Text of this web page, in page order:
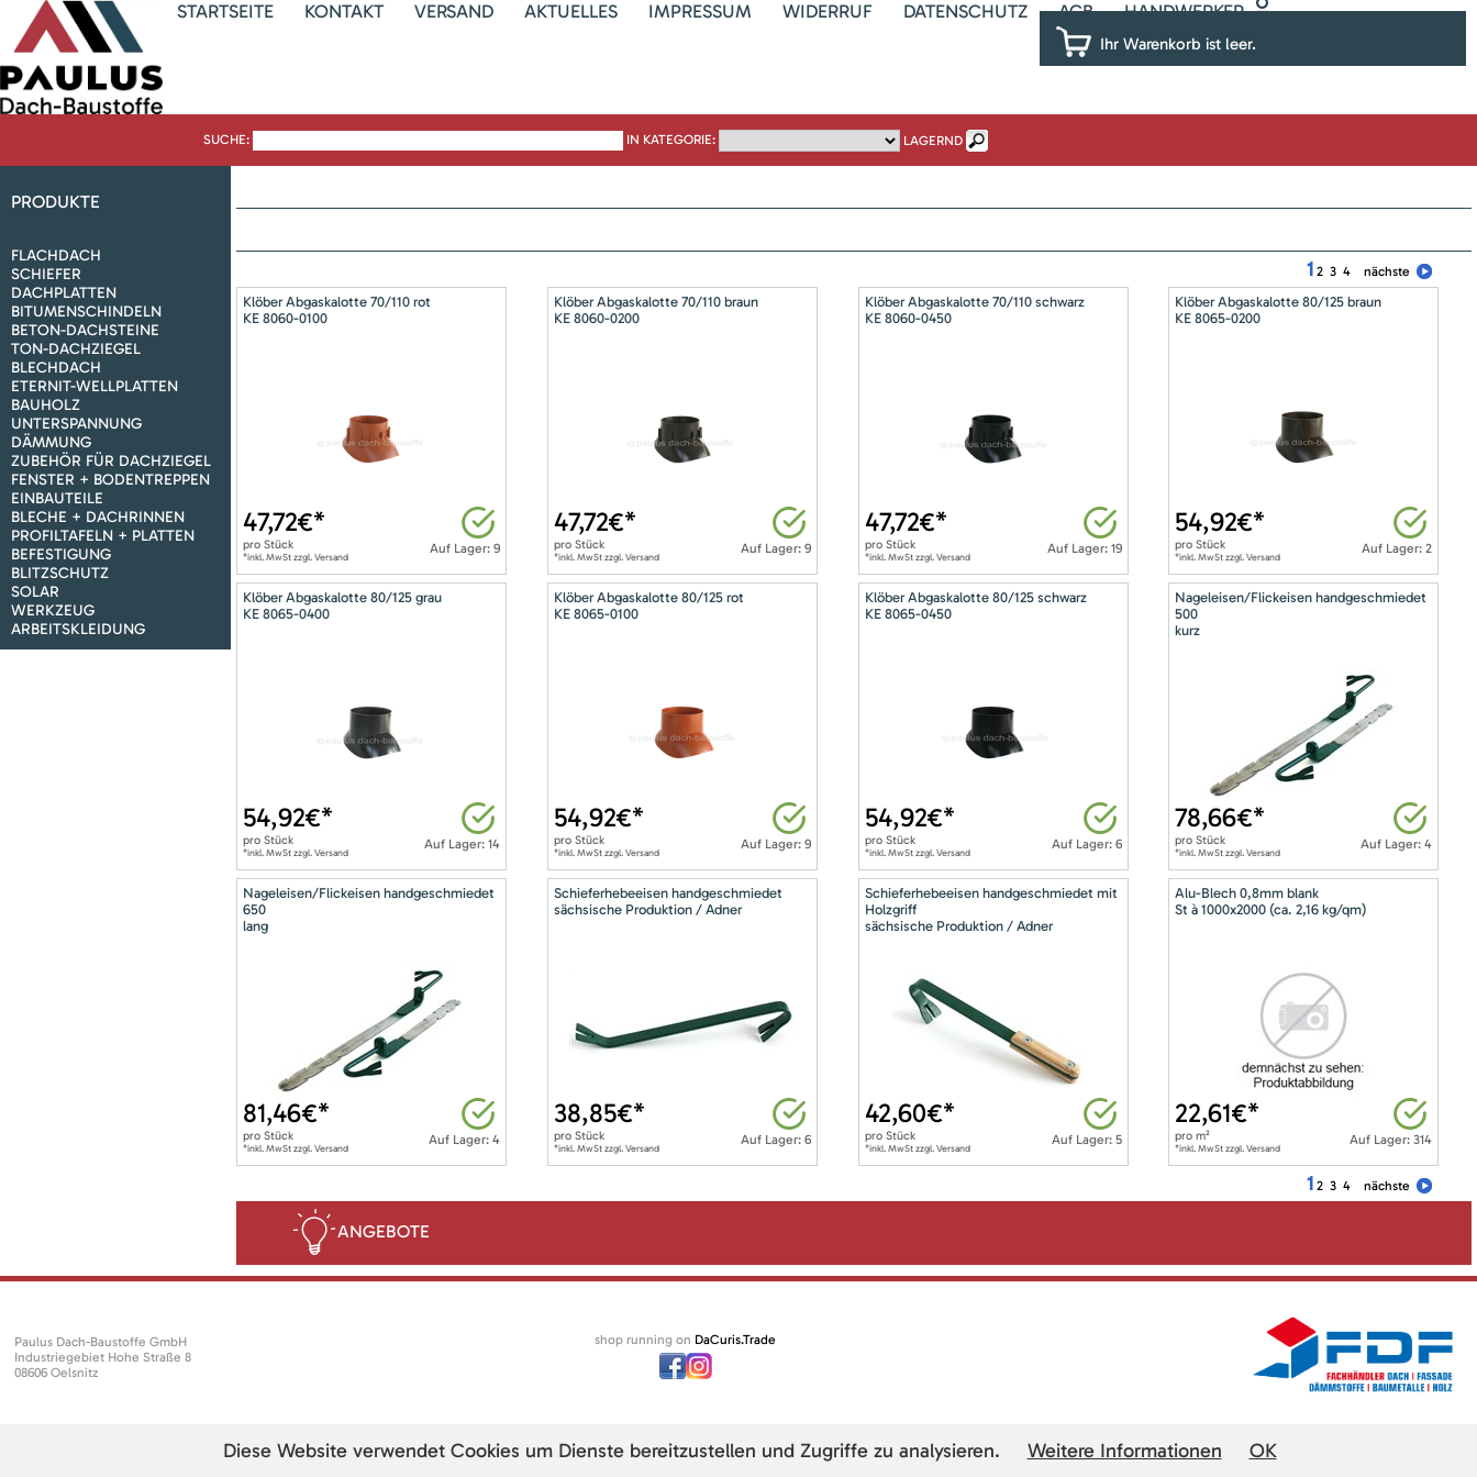
STARTSEITE KONTAKT VERSAND AKTUELLES IMPRESSUM WIDERRUF DATENSCHUTZ AGB HANDWERKER
Ihr Warenkorb ist leer.
SUCHE: IN KATEGORIE: LAGERND
PRODUKTE
FLACHDACH
SCHIEFER
DACHPLATTEN
BITUMENSCHINDELN
BETON-DACHSTEINE
TON-DACHZIEGEL
BLECHDACH
ETERNIT-WELLPLATTEN
BAUHOLZ
UNTERSPANNUNG
DÄMMUNG
ZUBEHÖR FÜR DACHZIEGEL
FENSTER + BODENTREPPEN
EINBAUTEILE
BLECHE + DACHRINNEN
PROFILTAFELN + PLATTEN
BEFESTIGUNG
BLITZSCHUTZ
SOLAR
WERKZEUG
ARBEITSKLEIDUNG
1 2 3 4 nächste
Klöber Abgaskalotte 70/110 rot
KE 8060-0100
Auf Lager: 9
47,72€*
pro Stück
*inkl. MwSt zzgl. Versand
Klöber Abgaskalotte 70/110 braun
KE 8060-0200
Auf Lager: 9
47,72€*
pro Stück
*inkl. MwSt zzgl. Versand
Klöber Abgaskalotte 70/110 schwarz
KE 8060-0450
Auf Lager: 19
47,72€*
pro Stück
*inkl. MwSt zzgl. Versand
Klöber Abgaskalotte 80/125 braun
KE 8065-0200
Auf Lager: 2
54,92€*
proStück
*inkl. MwSt zzgl. Versand
Klöber Abgaskalotte 80/125 grau
KE 8065-0400
Auf Lager: 14
54,92€*
pro Stück
*inkl. MwSt zzgl. Versand
Klöber Abgaskalotte 80/125 rot
KE 8065-0100
Auf Lager: 9
54,92€*
pro Stück
*inkl. MwSt zzgl. Versand
Klöber Abgaskalotte 80/125 schwarz
KE 8065-0450
Auf Lager: 6
54,92€*
pro Stück
*inkl. MwSt zzgl. Versand
Nageleisen/Flickeisen handgeschmiedet
500
kurz
Auf Lager: 4
78,66€*
proStück
*inkl. MwSt zzgl. Versand
Nageleisen/Flickeisen handgeschmiedet
650
lang
Auf Lager: 4
81,46€*
pro Stück
*inkl. MwSt zzgl. Versand
Schieferhebeeisen handgeschmiedet
sächsische Produktion / Adner
Auf Lager: 6
38,85€*
pro Stück
*inkl. MwSt zzgl. Versand
Schieferhebeeisen handgeschmiedet mit
Holzgriff
sächsische Produktion / Adner
Auf Lager: 5
42,60€*
pro Stück
*inkl. MwSt zzgl. Versand
Alu-Blech 0,8mm blank
St à 1000x2000 (ca. 2,16 kg/qm)
Auf Lager: 314
22,61€*
prom²
*inkl. MwSt zzgl. Versand
1 2 3 4 nächste
ANGEBOTE
Paulus Dach-Baustoffe GmbH
Industriegebiet Hohe Straße 8
08606 Oelsnitz
shop running on DaCuris.Trade
Diese Website verwendet Cookies um Dienste bereitzustellen und Zugriffe zu analysieren. Weitere Informationen OK